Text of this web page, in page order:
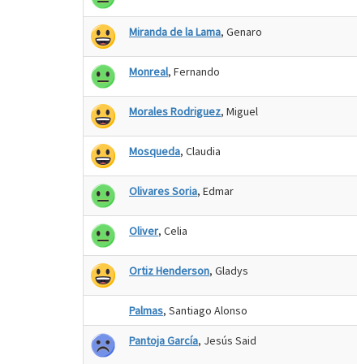
Miranda de la Lama, Genaro
Monreal, Fernando
Morales Rodriguez, Miguel
Mosqueda, Claudia
Olivares Soria, Edmar
Oliver, Celia
Ortiz Henderson, Gladys
Palmas, Santiago Alonso
Pantoja García, Jesús Said